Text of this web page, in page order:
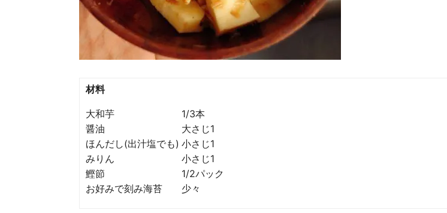
材料
大和芋 1/3本
醤油 大さじ1
ほんだし(出汁塩でも) 小さじ1
みりん 小さじ1
鰹節 1/2パック
お好みで刻み海苔 少々